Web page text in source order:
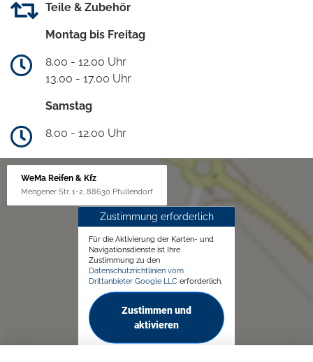
Teile & Zubehör
Montag bis Freitag
8.00 - 12.00 Uhr
13.00 - 17.00 Uhr
Samstag
8.00 - 12.00 Uhr
WeMa Reifen & Kfz
Mengener Str. 1-2, 88630 Pfullendorf
Zustimmung erforderlich
Für die Aktivierung der Karten- und
Navigationsdienste ist Ihre
Zustimmung zu den
Datenschutzrichtlinien vom
Drittanbieter Google LLC erforderlich.
Zustimmen und
aktivieren